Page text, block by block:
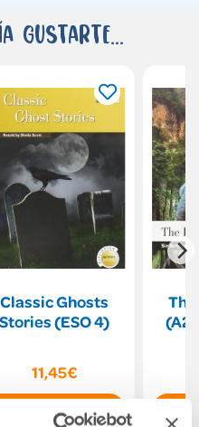
gustarte...
Classic Ghosts
Stories (ESO 4)
11,45€
Comprar